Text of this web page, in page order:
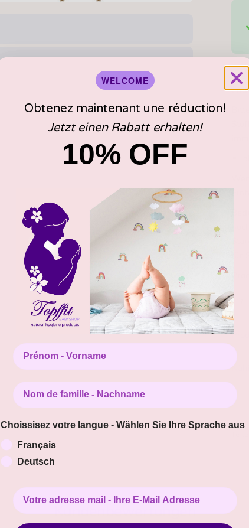
Kundenbewertungen
WELCOME
Obtenez maintenant une réduction!
Jetzt einen Rabatt erhalten!
10% OFF
Prénom - Vorname
Nom de famille - Nachname
Choissisez votre langue - Wählen Sie Ihre Sprache aus
Français
Deutsch